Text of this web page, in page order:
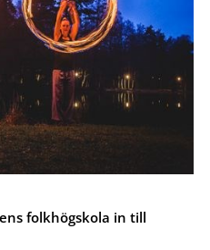
folkhögskola in till